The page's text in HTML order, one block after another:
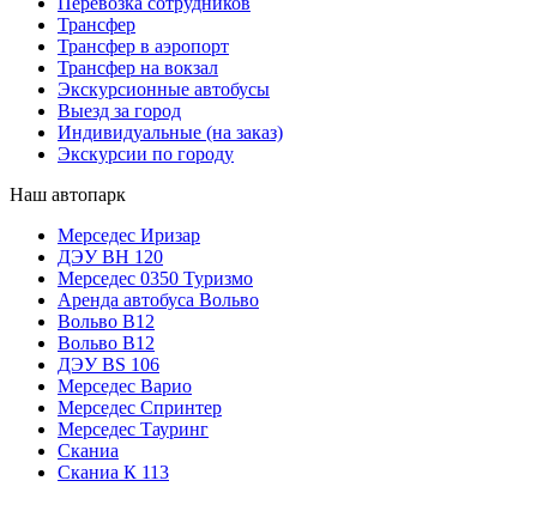
Трансфер
Трансфер в аэропорт
Трансфер на вокзал
Экскурсионные автобусы
Выезд за город
Индивидуальные (на заказ)
Экскурсии по городу
Наш автопарк
Мерседес Иризар
ДЭУ ВН 120
Мерседес 0350 Туризмо
Аренда автобуса Вольво
Вольво В12
Вольво В12
ДЭУ BS 106
Мерседес Варио
Мерседес Спринтер
Мерседес Тауринг
Сканиа
Сканиа К 113